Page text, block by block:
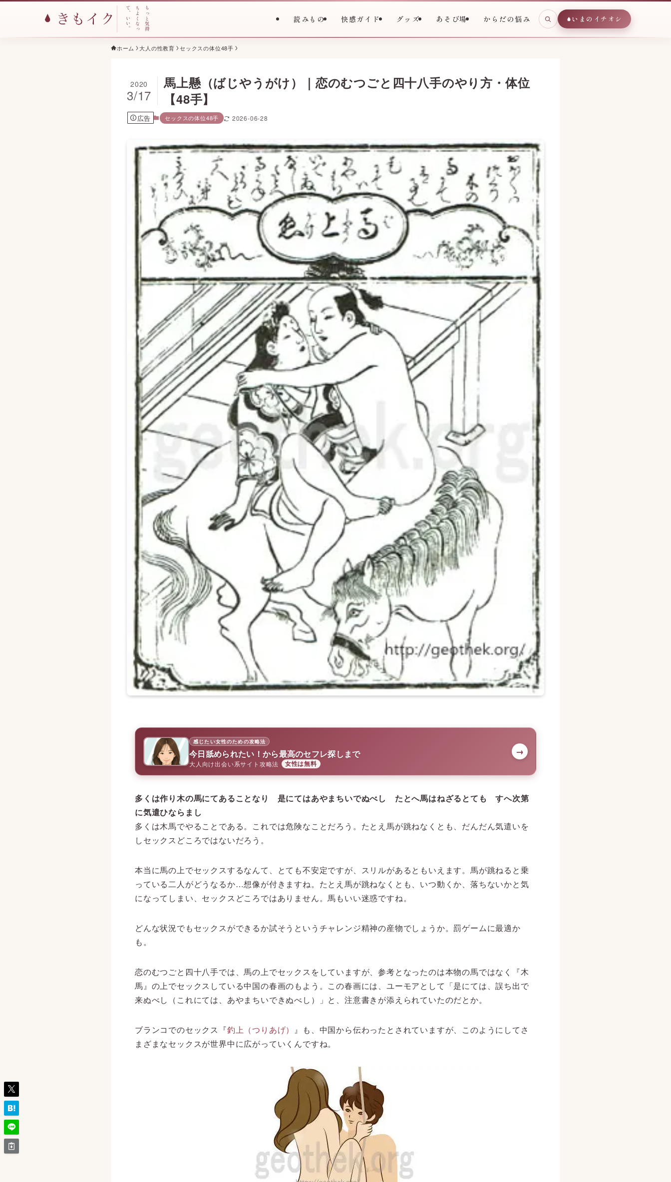
も
っ
と
気
持
ち
よ
く
な
っ
て
、
い
い
。
読みもの 快感ガイド グッズ あそび場 からだの悩み いまのイチオシ
ホーム 大人の性教育 セックスの体位48手
馬上懸（ばじやうがけ）｜恋のむつごと四十八手のやり方・体位
【48手】
2020
3/17
広告 セックスの体位48手 2026-06-28
感じたい女性のための攻略法
今日舐められたい！から最高のセフレ探しまで
大人向け出会い系サイト攻略法 女性は無料
→
多くは作り木の馬にてあることなり 是にてはあやまちいでぬべし たとへ馬はねざるとても すへ次第
に気遣ひならまし
多くは木馬でやることである。これでは危険なことだろう。たとえ馬が跳ねなくとも、だんだん気遣いを
しセックスどころではないだろう。
本当に馬の上でセックスするなんて、とても不安定ですが、スリルがあるともいえます。馬が跳ねると乗
っている二人がどうなるか…想像が付きますね。たとえ馬が跳ねなくとも、いつ動くか、落ちないかと気
になってしまい、セックスどころではありません。馬もいい迷惑ですね。
どんな状況でもセックスができるか試そうというチャレンジ精神の産物でしょうか。罰ゲームに最適か
も。
恋のむつごと四十八手では、馬の上でセックスをしていますが、参考となったのは本物の馬ではなく『木
馬』の上でセックスしている中国の春画のもよう。この春画には、ユーモアとして「是にては、誤ち出で
来ぬべし（これにては、あやまちいできぬべし）」と、注意書きが添えられていたのだとか。
ブランコでのセックス『釣上（つりあげ） 』も、中国から伝わったとされていますが、このようにしてさ
まざまなセックスが世界中に広がっていくんですね。